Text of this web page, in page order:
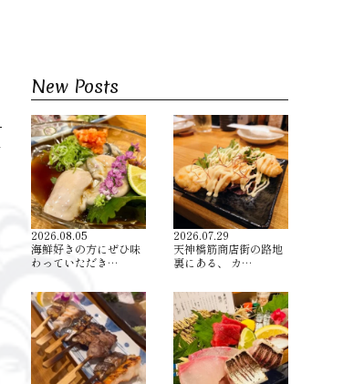
New Posts
2026.08.05
海鮮好きの方にぜひ味
わっていただき…
2026.07.29
天神橋筋商店街の路地
裏にある、 カ…